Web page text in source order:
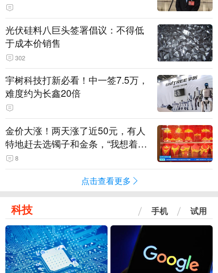
光伏硅料八巨头签署倡议：不得低
于成本价销售
302
宇树科技打新必看！中一签7.5万，
难度约为长鑫20倍
金价大涨！两天涨了近50元，有人
特地赶去选镯子和金条，“我想着买
起来可以保值，小批量进一些货”
8
点击查看更多
科技 手机 试用